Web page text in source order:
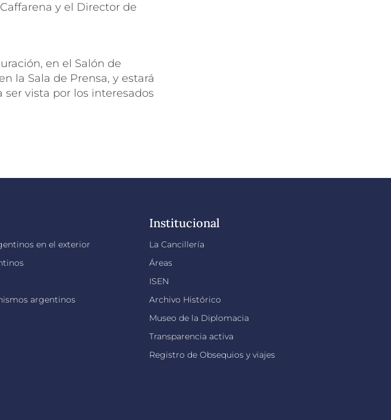
y el Director de
en el Salón de
la Sala de Prensa, y estará
vista por los interesados
en el exterior
argentinos
Institucional
La Cancillería
Áreas
ISEN
Archivo Histórico
Museo de la Diplomacia
Transparencia activa
Registro de Obsequios y viajes